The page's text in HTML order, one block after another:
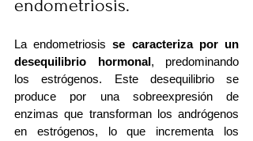
endometriosis.
La endometriosis se caracteriza por un
desequilibrio hormonal, predominando
los estrógenos. Este desequilibrio se
produce por una sobreexpresión de
enzimas que transforman los andrógenos
en estrógenos, lo que incrementa los